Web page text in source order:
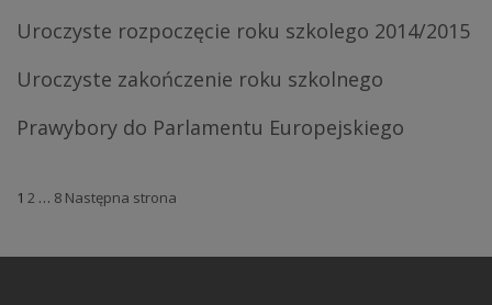
Uroczyste rozpoczęcie roku szkolego 2014/2015
Uroczyste zakończenie roku szkolnego
Prawybory do Parlamentu Europejskiego
Strona
1 Strona
2 … Strona
8 Następna strona